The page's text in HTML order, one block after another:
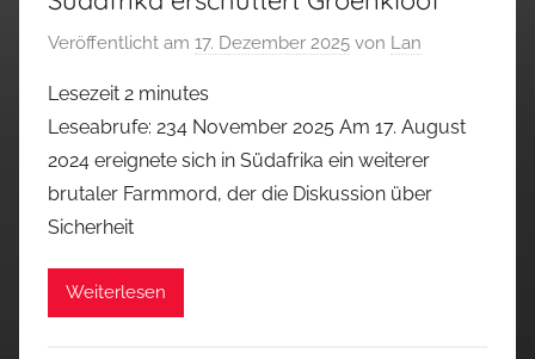
Veröffentlicht am 17. Dezember 2025 von Lan
Lesezeit 2 minutes
Leseabrufe: 234 November 2025 Am 17. August
2024 ereignete sich in Südafrika ein weiterer
brutaler Farmmord, der die Diskussion über
Sicherheit
Weiterlesen